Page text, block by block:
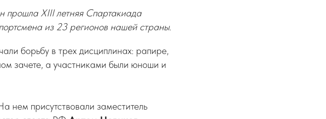
прошла XIII летняя Спартакиада
из 23 регионов нашей страны.
борьбу в трех дисциплинах: рапире,
зачете, а участниками были юноши и
нем присутствовали заместитель